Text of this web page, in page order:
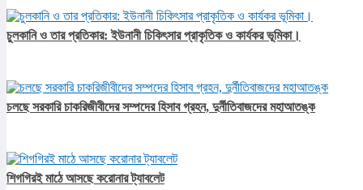
চুলকানি ও তার প্রতিকার: ইউনানী চিকিৎসার প্রাকৃতিক ও কার্যকর ভূমিকা।
চলছে সরকারি চাকরিজীবীদের সম্পদের হিসাব গ্রহন, দুর্নীতিবাজদের মহাআতঙ্ক
শিগগিরই মাঠে আসছে করোনার ট্যাবলেট